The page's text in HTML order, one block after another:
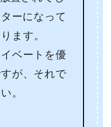
ーになって
ます。
ベートを優
が、それで
。